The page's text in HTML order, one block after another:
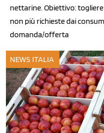
nettarine. Obiettivo:
non più richieste dai
domanda/offerta
NEWS ITALIA